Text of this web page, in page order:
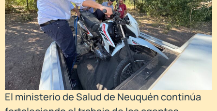
El ministerio de Salud de Neuquén continúa